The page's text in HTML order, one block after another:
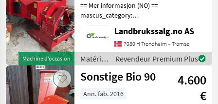
CHOISIR
UNE
CATÉGORIE
Sonstige
Posch
MARKETPLACE
Sonstige
Machine d’occasion
== Mer informasjon (NO) ==
mascus_category:
provide reference number
upon request: 9429 See
en.landbrukssalg.no/9429
for more images Spe
Landbrukssalg.no AS
7080 H Trondheim – Tromsø
Matériels
forestiers
et
pour le
Revendeur Premium Plus
Sonstige Bio 90
4.600
€
Ann. fab. 2016